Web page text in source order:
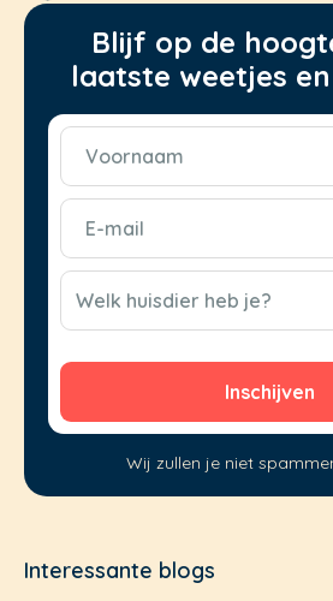
Blijf op de
laatste weetjes
Voornaam
(Vereist)
E-
mail
(Vereist)
CAPTCHA
Welk huisdier heb je?
Wij zullen je niet
Interessante blogs